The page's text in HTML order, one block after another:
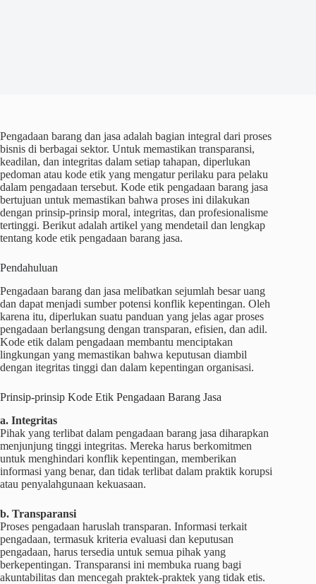
Pengadaan barang dan jasa adalah bagian integral dari proses
bisnis di berbagai sektor. Untuk memastikan transparansi,
keadilan, dan integritas dalam setiap tahapan, diperlukan
pedoman atau kode etik yang mengatur perilaku para pelaku
dalam pengadaan tersebut. Kode etik pengadaan barang jasa
bertujuan untuk memastikan bahwa proses ini dilakukan
dengan prinsip-prinsip moral, integritas, dan profesionalisme
tertinggi. Berikut adalah artikel yang mendetail dan lengkap
tentang kode etik pengadaan barang jasa.
Pendahuluan
Pengadaan barang dan jasa melibatkan sejumlah besar uang
dan dapat menjadi sumber potensi konflik kepentingan. Oleh
karena itu, diperlukan suatu panduan yang jelas agar proses
pengadaan berlangsung dengan transparan, efisien, dan adil.
Kode etik dalam pengadaan membantu menciptakan
lingkungan yang memastikan bahwa keputusan diambil
dengan itegritas tinggi dan dalam kepentingan organisasi.
Prinsip-prinsip Kode Etik Pengadaan Barang Jasa
a. Integritas
Pihak yang terlibat dalam pengadaan barang jasa diharapkan
menjunjung tinggi integritas. Mereka harus berkomitmen
untuk menghindari konflik kepentingan, memberikan
informasi yang benar, dan tidak terlibat dalam praktik korupsi
atau penyalahgunaan kekuasaan.
b. Transparansi
Proses pengadaan haruslah transparan. Informasi terkait
pengadaan, termasuk kriteria evaluasi dan keputusan
pengadaan, harus tersedia untuk semua pihak yang
berkepentingan. Transparansi ini membuka ruang bagi
akuntabilitas dan mencegah praktek-praktek yang tidak etis.